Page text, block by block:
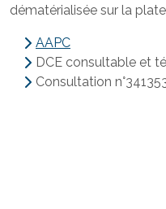
dématérialisée sur la
AAPC
DCE consultable et
Consultation